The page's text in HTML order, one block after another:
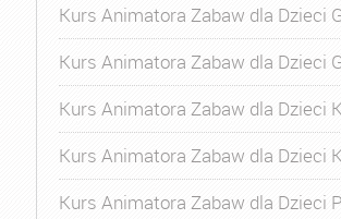
Kurs Animatora Zabaw dla Dzieci
Kurs Animatora Zabaw dla Dzieci
Kurs Animatora Zabaw dla Dzieci
Kurs Animatora Zabaw dla Dzieci
Kurs Animatora Zabaw dla Dzieci